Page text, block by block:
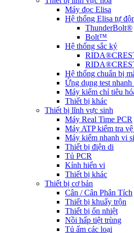
Máy đọc Elisa
Hệ thống Elisa tự
ThunderBolt®
Bolt™
Hệ thống sắc ký
Hệ thống chuẩn bị
Ứng dụng test
Máy kiểm chỉ tiêu
Thiết bị khác
Thiết bị lĩnh vực sinh
Máy Real Time PCR
Máy ATP kiểm tra
Máy kiểm nhanh vi
Thiết bị điện di
Tủ PCR
Kính hiển vi
Thiết bị khác
Thiết bị cơ bản
Cân / Cân Phân Tích
Thiết bị khuấy trộn
Thiết bị ổn nhiệt
Nồi hấp tiệt trùng
Tủ ấm các loại